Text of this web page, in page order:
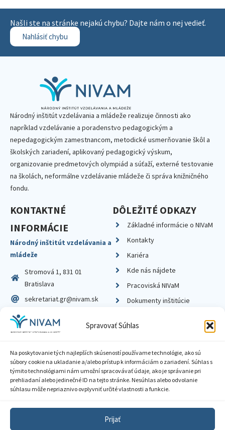
Spravovať Súhlas
Na poskytovanie tých najlepších skúseností používame technológie, ako sú
súbory cookie na ukladanie a/alebo prístup k informáciám o zariadení. Súhlas s
týmito technológiami nám umožní spracovávať údaje, ako je správanie pri
prehliadaní alebo jedinečné ID na tejto stránke. Nesúhlas alebo odvolanie
súhlasu môže nepriaznivo ovplyvniť určité vlastnosti a funkcie.
Prijať
Našli ste na stránke nejakú chybu? Dajte nám o nej vedieť.
Nahlásiť chybu
Národný inštitút vzdelávania a mládeže realizuje činnosti ako
napríklad vzdelávanie a poradenstvo pedagogickým a
nepedagogickým zamestnancom, metodické usmerňovanie škôl a
školských zariadení, aplikovaný pedagogický výskum,
organizovanie predmetových olympiád a súťaží, externé testovanie
na školách, neformálne vzdelávanie mládeže či správa knižničného
fondu.
KONTAKTNÉ
INFORMÁCIE
Národný inštitút vzdelávania a
mládeže
Stromová 1, 831 01
Bratislava
sekretariat.gr@nivam.sk
IČO: 00164348
DIČ: 2020798714
DÔLEŽITÉ ODKAZY
Základné informácie o NIVaM
Kontakty
Kariéra
Kde nás nájdete
Pracoviská NIVaM
Dokumenty inštitúcie
Zásady ochrany súkromia
Sprístupnenie informácií